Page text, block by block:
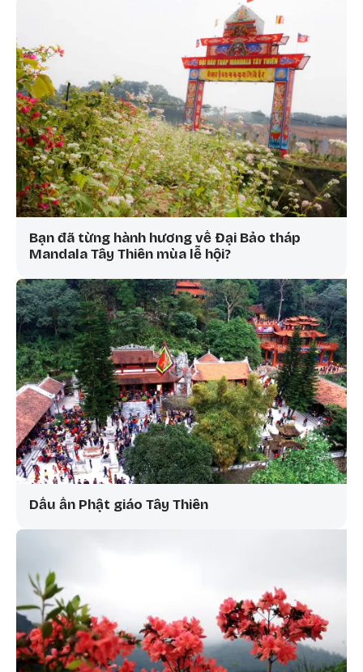
Bạn đã từng hành hương về Đại Bảo tháp
Mandala Tây Thiên mùa lễ hội?
Dấu ấn Phật giáo Tây Thiên